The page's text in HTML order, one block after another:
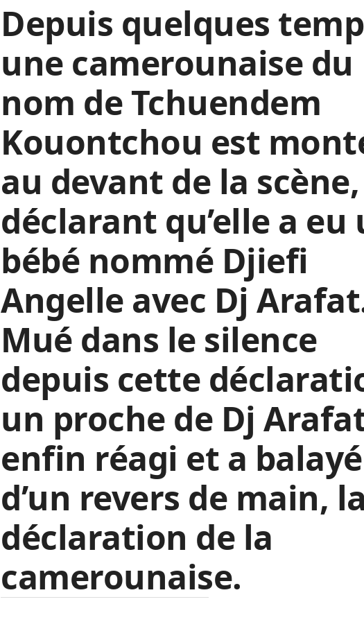
Depuis quelques
une camerounaise du
nom de Tchuendem
Kouontchou est
au devant de la scène,
déclarant qu’elle a eu
bébé nommé Djiefi
Angelle avec Dj
Mué dans le silence
depuis cette
un proche de Dj
enfin réagi et a balayé
d’un revers de main, la
déclaration de la
camerounaise.